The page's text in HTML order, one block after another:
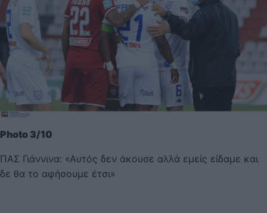
Photo 3/10
ΠΑΣ Γιάννινα: «Αυτός δεν άκουσε αλλά εμείς είδαμε και
δε θα το αφήσουμε έτσι»